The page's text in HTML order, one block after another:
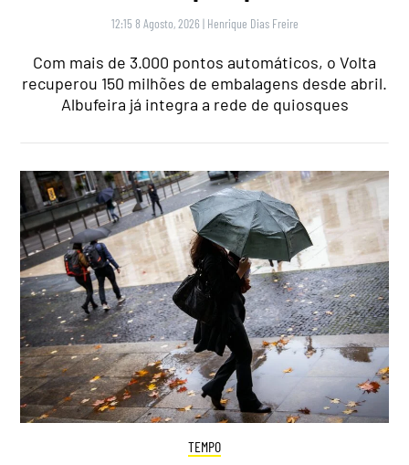
12:15 8 Agosto, 2026 | Henrique Dias Freire
Com mais de 3.000 pontos automáticos, o Volta
recuperou 150 milhões de embalagens desde abril.
Albufeira já integra a rede de quiosques
TEMPO